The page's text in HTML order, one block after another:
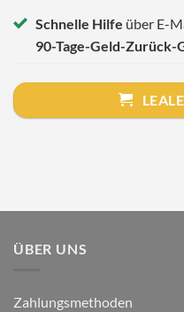
Schnelle Hilfe über E-
90-Tage-Geld-Zurück-
ÜBER UNS
Zahlungsmethoden